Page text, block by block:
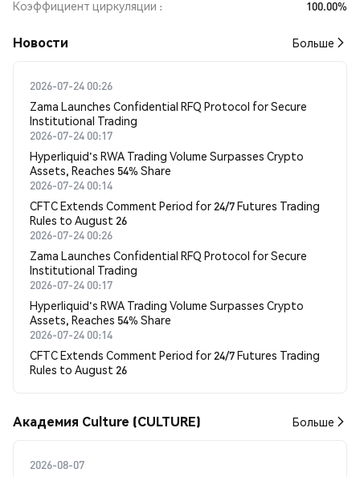
Коэффициент циркуляции
100.00%
Новости Больше
2026-07-24 00:26
Zama Launches Confidential RFQ Protocol for Secure
Institutional Trading
2026-07-24 00:17
Hyperliquid's RWA Trading Volume Surpasses Crypto
Assets, Reaches 54% Share
2026-07-24 00:14
CFTC Extends Comment Period for 24/7 Futures Trading
Rules to August 26
2026-07-24 00:26
Zama Launches Confidential RFQ Protocol for Secure
Institutional Trading
2026-07-24 00:17
Hyperliquid's RWA Trading Volume Surpasses Crypto
Assets, Reaches 54% Share
2026-07-24 00:14
CFTC Extends Comment Period for 24/7 Futures Trading
Rules to August 26
Академия Culture (CULTURE) Больше
2026-08-07